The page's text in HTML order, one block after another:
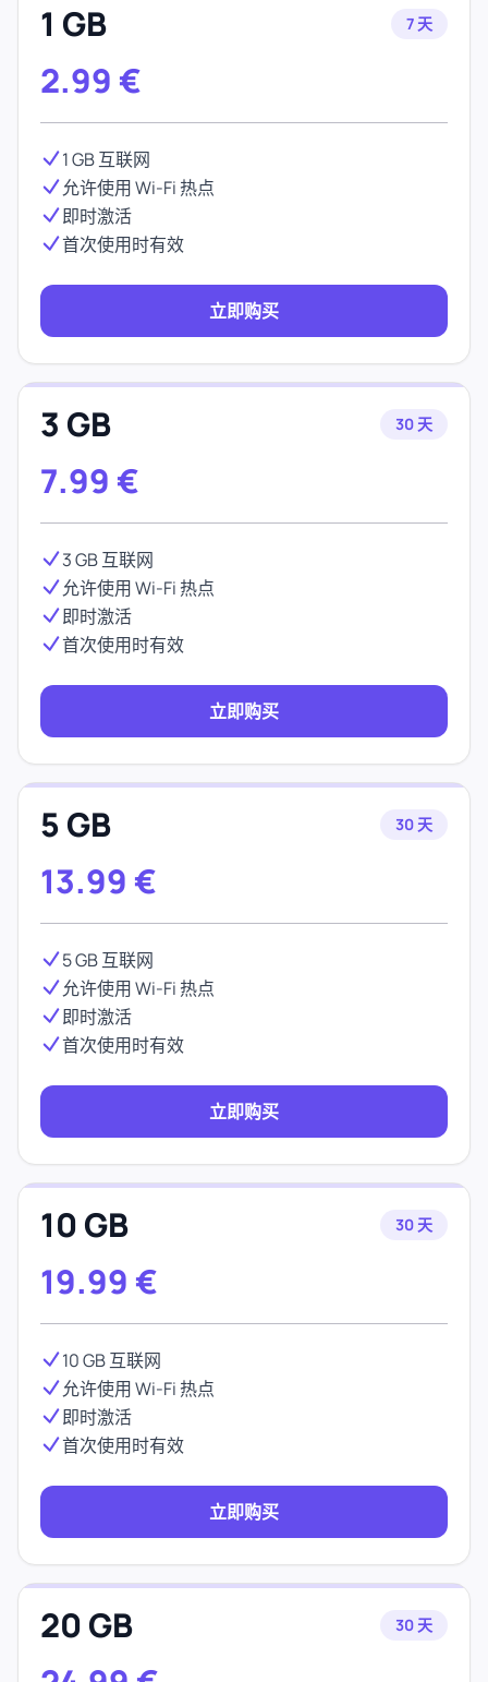
1 GB 7 天
2.99 €
1 GB 互联网
允许使用 Wi-Fi 热点
即时激活
首次使用时有效
立即购买
3 GB 30 天
7.99 €
3 GB 互联网
允许使用 Wi-Fi 热点
即时激活
首次使用时有效
立即购买
5 GB 30 天
13.99 €
5 GB 互联网
允许使用 Wi-Fi 热点
即时激活
首次使用时有效
立即购买
10 GB 30 天
19.99 €
10 GB 互联网
允许使用 Wi-Fi 热点
即时激活
首次使用时有效
立即购买
20 GB 30 天